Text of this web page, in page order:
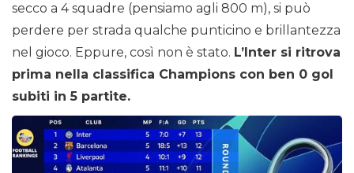
secco a 4 squadre (pensiamo agli 800 m), si può
perdere per strada qualche punticino e brillantezza
nel gioco. Eppure, così non è stato. L’Inter si ritrova
prima nella classifica Champions con ben 0 gol
subiti in 5 partite.